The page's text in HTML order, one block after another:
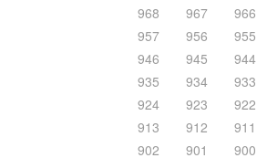
968
967 966
957
956 955
946
945 944
935
934 933
924
923 922
913
912 911
902
901 900